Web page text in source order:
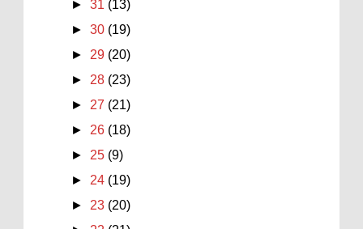
►31 (13)
►30 (19)
►29 (20)
►28 (23)
►27 (21)
►26 (18)
►25 (9)
►24 (19)
►23 (20)